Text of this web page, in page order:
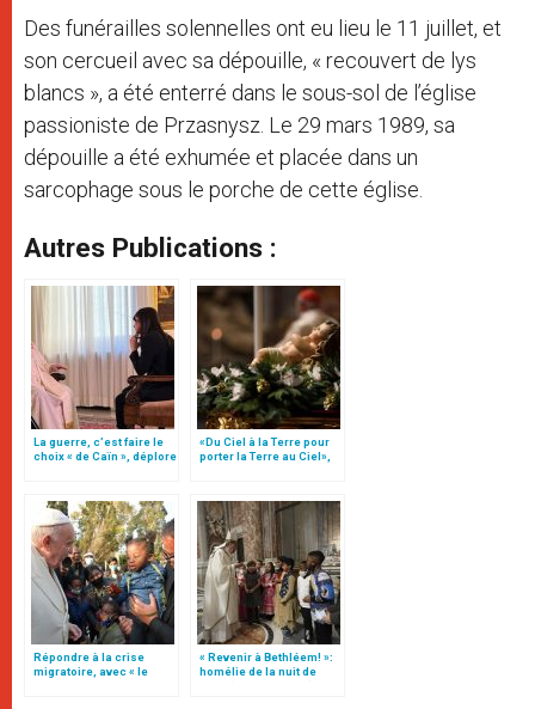
Des funérailles solennelles ont eu lieu le 11 juillet, et
son cercueil avec sa dépouille, « recouvert de lys
blancs », a été enterré dans le sous-sol de l’église
passioniste de Przasnysz. Le 29 mars 1989, sa
dépouille a été exhumée et placée dans un
sarcophage sous le porche de cette église.
Autres Publications :
La guerre, c’est faire le
choix « de Caïn », déplore
«Du Ciel à la Terre pour
porter la Terre au Ciel»,
Répondre à la crise
migratoire, avec « le
« Revenir à Bethléem! »:
homélie de la nuit de
Noël (texte complet)